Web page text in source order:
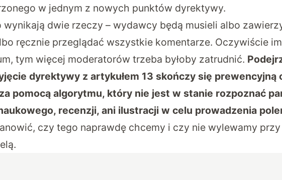
w jednym z nowych punktów dyrektywy.
wynikają dwie rzeczy – wydawcy będą musieli albo
ręcznie przeglądać wszystkie komentarze. Oczywiście im
tym więcej moderatorów trzeba byłoby zatrudnić.
dyrektywy z artykułem 13 skończy się prewencyjną
pomocą algorytmu, który nie jest w stanie rozpoznać
recenzji, ani ilustracji w celu prowadzenia
czy tego naprawdę chcemy i czy nie wylewamy